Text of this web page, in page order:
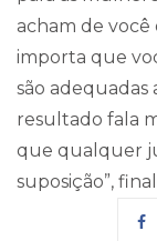
acham de
importa que
são adequadas
resultado fala
que qualquer
suposição”,